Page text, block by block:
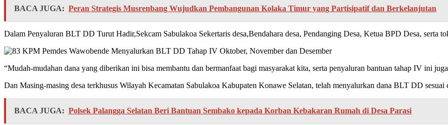
BACA JUGA: Peran Strategis Musrenbang Wujudkan Pembangunan Kolaka Timur yang Partisipatif dan Berkelanjutan
Dalam Penyaluran BLT DD Turut Hadir,Sekcam Sabulakoa Sekertaris desa,Bendahara desa, Pendanging Desa, Ketua BPD Desa, serta
“Mudah-mudahan dana yang diberikan ini bisa membantu dan bermanfaat bagi masyarakat kita, serta penyaluran bantuan tahap IV ini
Dan Masing-masing desa terkhusus Wilayah Kecamatan Sabulakoa Kabupaten Konawe Selatan, telah menyalurkan dana BLT DD sesuai
BACA JUGA: Polsek Palangga Selatan Beri Bantuan Sembako kepada Korban Kebakaran Rumah di Desa Parasi